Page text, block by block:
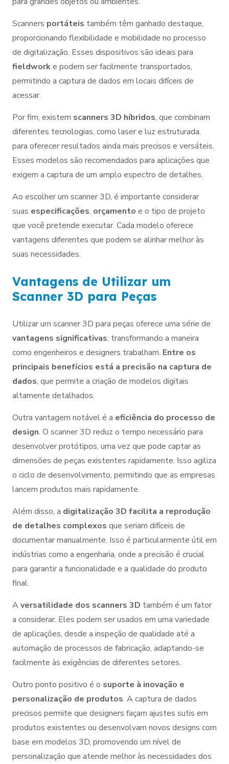
Scanners portáteis também têm ganhado destaque,
proporcionando flexibilidade e mobilidade no processo
de digitalização. Esses dispositivos são ideais para
fieldworke podem ser facilmente transportados,
permitindo a captura de dados em locais difíceis de
acessar.
Por fim, existem scanners 3D híbridos, que combinam
diferentes tecnologias, como laser e luz estruturada,
para oferecer resultados ainda mais precisos e versáteis.
Esses modelos são recomendados para aplicações que
exigem a captura de um amplo espectro de detalhes.
Ao escolher um scanner 3D, é importante considerar
suas especificações, orçamento e o tipo de projeto
que você pretende executar. Cada modelo oferece
vantagens diferentes que podem se alinhar melhor às
suas necessidades.
Vantagens de Utilizar um
Scanner 3D para Peças
Utilizar um scanner 3D para peças oferece uma série de
vantagens significativas, transformando a maneira
como engenheiros e designers trabalham. Entre os
principais benefícios está a precisão na captura de
dados, que permite a criação de modelos digitais
altamente detalhados.
Outra vantagem notável é a eficiência do processo de
design. O scanner 3D reduz o tempo necessário para
desenvolver protótipos, uma vez que pode captar as
dimensões de peças existentes rapidamente. Isso agiliza
o ciclo de desenvolvimento, permitindo que as empresas
lancem produtos mais rapidamente.
Além disso, a digitalização 3D facilita a reprodução
de detalhes complexos que seriam difíceis de
documentar manualmente. Isso é particularmente útil em
indústrias como a engenharia, onde a precisão é crucial
para garantir a funcionalidade e a qualidade do produto
final.
Aversatilidade dos scanners 3D também é um fator
a considerar. Eles podem ser usados em uma variedade
de aplicações, desde a inspeção de qualidade até a
automação de processos de fabricação, adaptando-se
facilmente às exigências de diferentes setores.
Outro ponto positivo é o suporte à inovação e
personalização de produtos. A captura de dados
precisos permite que designers façam ajustes sutis em
produtos existentes ou desenvolvam novos designs com
base em modelos 3D, promovendo um nível de
personalização que atende melhor às necessidades dos